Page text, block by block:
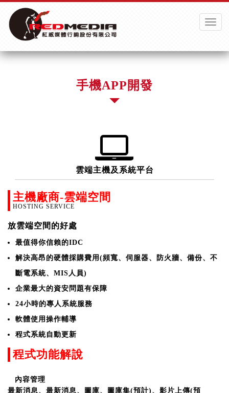
Toggle
手機APP開發
雲端主機及系統平台
主機廠商-雲端空間
HOSTING SERVICE
放雲端空間的好處
最值得你信賴的IDC
解決高昂的硬體採購費用(頻寬、伺服器、防火牆、備份、不
斷電系統、MIS人員)
企業最大的資安問題有保障
24小時的專人系統服務
軟體使用操作輔導
程式系統自動更新
程式功能解說
內容管理
最新消息、最新消息、圖庫、圖庫集(預計)、影片上傳(預